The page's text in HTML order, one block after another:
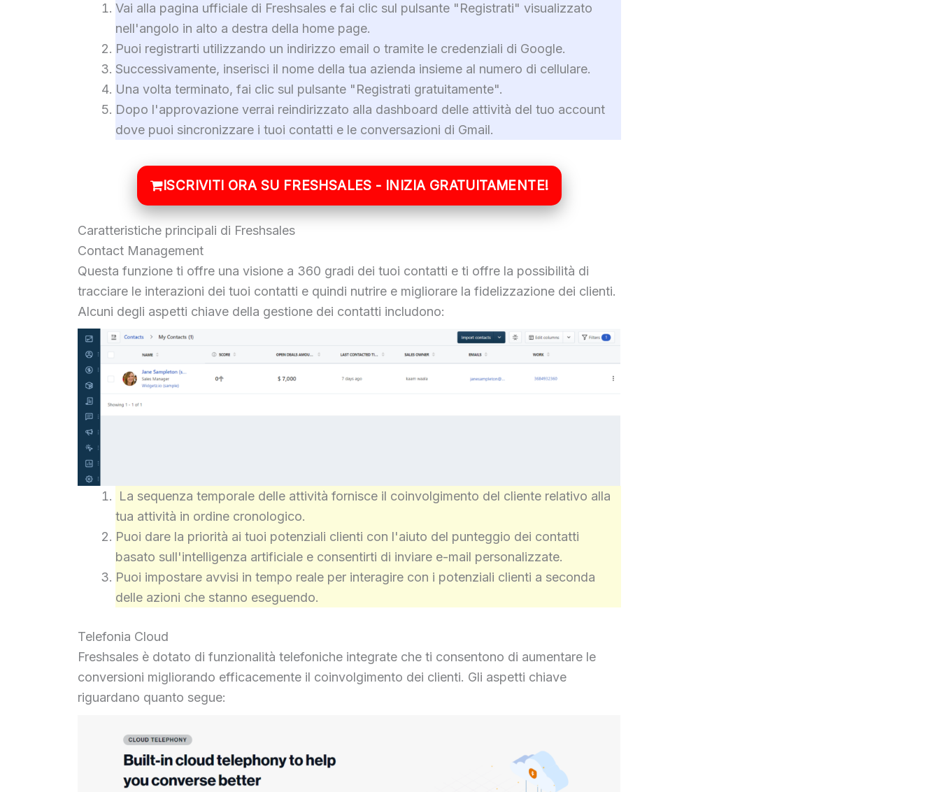
Vai alla pagina ufficiale di Freshsales e fai clic sul pulsante "Registrati" visualizzato
nell'angolo in alto a destra della home page.
Puoi registrarti utilizzando un indirizzo email o tramite le credenziali di Google.
Successivamente, inserisci il nome della tua azienda insieme al numero di cellulare.
Una volta terminato, fai clic sul pulsante "Registrati gratuitamente".
Dopo l'approvazione verrai reindirizzato alla dashboard delle attività del tuo account
dove puoi sincronizzare i tuoi contatti e le conversazioni di Gmail.
ISCRIVITI ORA SU FRESHSALES - INIZIA GRATUITAMENTE!
Caratteristiche principali di Freshsales
Contact Management
Questa funzione ti offre una visione a 360 gradi dei tuoi contatti e ti offre la possibilità di
tracciare le interazioni dei tuoi contatti e quindi nutrire e migliorare la fidelizzazione dei clienti.
Alcuni degli aspetti chiave della gestione dei contatti includono:
La sequenza temporale delle attività fornisce il coinvolgimento del cliente relativo alla
tua attività in ordine cronologico.
Puoi dare la priorità ai tuoi potenziali clienti con l'aiuto del punteggio dei contatti
basato sull'intelligenza artificiale e consentirti di inviare e-mail personalizzate.
Puoi impostare avvisi in tempo reale per interagire con i potenziali clienti a seconda
delle azioni che stanno eseguendo.
Telefonia Cloud
Freshsales è dotato di funzionalità telefoniche integrate che ti consentono di aumentare le
conversioni migliorando efficacemente il coinvolgimento dei clienti. Gli aspetti chiave
riguardano quanto segue: